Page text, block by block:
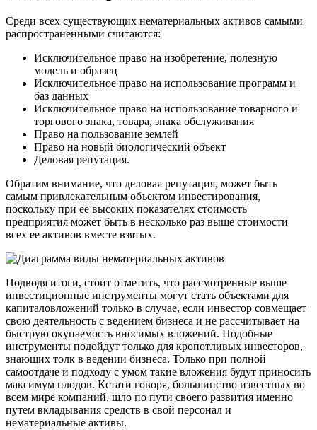
Среди всех существующих нематериальных активов самыми
распространенными считаются:
Исключительное право на изобретение, полезную
модель и образец
Исключительное право на использование программ и
баз данных
Исключительное право на использование товарного и
торгового знака, товара, знака обслуживания
Право на пользование землей
Право на новый биологический объект
Деловая репутация.
Обратим внимание, что деловая репутация, может быть
самым привлекательным объектом инвестирования,
поскольку при ее высоких показателях стоимость
предприятия может быть в несколько раз выше стоимости
всех ее активов вместе взятых.
Подводя итоги, стоит отметить, что рассмотренные выше
инвестиционные инструменты могут стать объектами для
капиталовложений только в случае, если инвестор совмещает
свою деятельность с ведением бизнеса и не рассчитывает на
быструю окупаемость вносимых вложений. Подобные
инструменты подойдут только для кропотливых инвесторов,
знающих толк в ведении бизнеса. Только при полной
самоотдаче и подходу с умом такие вложения будут приносить
максимум плодов. Кстати говоря, большинство известных во
всем мире компаний, шло по пути своего развития именно
путем вкладывания средств в свой персонал и
нематериальные активы.